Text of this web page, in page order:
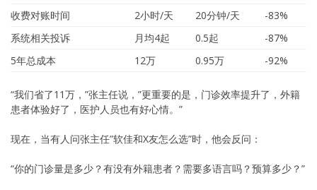
收费对账时间
2小时/天 20分钟/天
-83%
系统相关投诉
月均4起 0.5起
-87%
5年总成本
12万 0.95万 -92%
“我们省了11万，”张主任说，”更重要的是，门诊效率提升了，外籍
患者体验好了，医护人员也有好心情。”
现在，当有人问张主任”软佳和X友怎么选”时，他会反问：
“你的门诊量是多少？有没有外籍患者？需要多语言吗？预算多少？”